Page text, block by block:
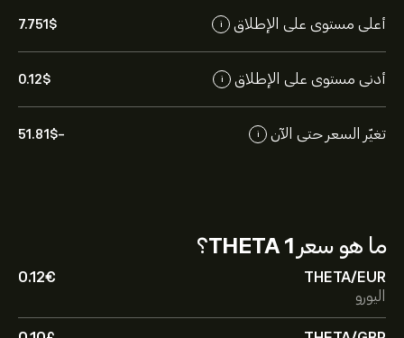
ما هو سعر 1 THETA ؟
THETA/EUR
0.12‎€‎
اليورو
أعلى مستوى على الإطلاق i
7.751‎$‎
أدنى مستوى على الإطلاق i
0.12‎$‎
تغيّر السعر حتى الآن i
-51.81‎$‎